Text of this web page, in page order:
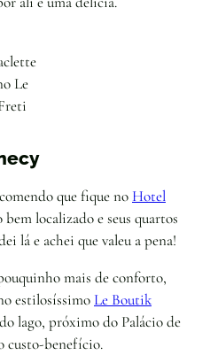
Le
que fique no Hotel
localizado e seus quartos
lá e achei que valeu a pena!
mais de conforto,
estilosíssimo Le Boutik
lago, próximo do Palácio de
custo-benefício.